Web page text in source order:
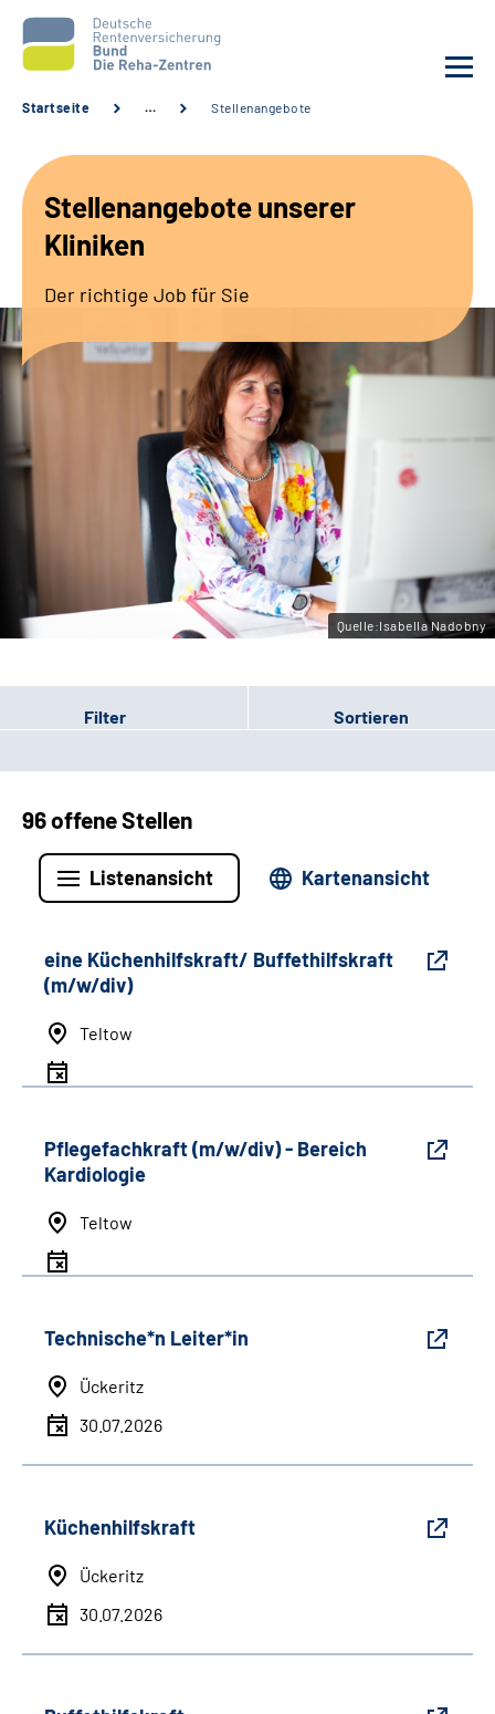
Unsere Kliniken
Sozialdienste & Zuweisende
Erweiterte Suche
Gebärdensprache
Leichte Sprache
Startseite … Stellenangebote
Stellenangebote unserer
Kliniken
Der richtige Job für Sie
Quelle:Isabella Nadobny
Filter Sortieren
96 offene Stellen
Listenansicht Kartenansicht
eine Küchenhilfskraft/ Buffethilfskraft
(m/w/div)
Teltow
Pflegefachkraft (m/w/div) - Bereich
Kardiologie
Teltow
Technische*n Leiter*in
Ückeritz
30.07.2026
Küchenhilfskraft
Ückeritz
30.07.2026